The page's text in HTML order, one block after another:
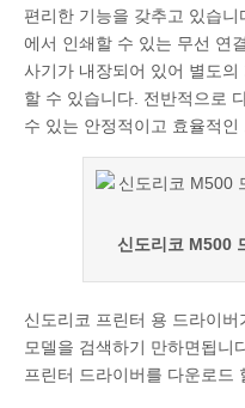
편리한 기능을 갖추고 있습
에서 인쇄할 수 있는 무선 연
사기가 내장되어 있어 별도
할 수 있습니다. 전반적으로
수 있는 안정적이고 효율적인
신도리코 M500
신도리코 프린터 용 드라이
모델을 검색하기 만하면됩니
프린터 드라이버를 다운로드